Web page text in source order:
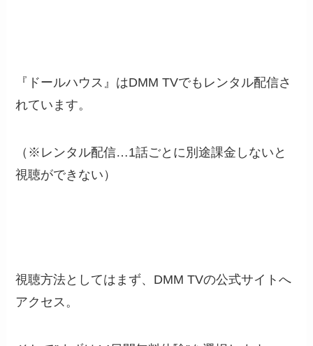
『ドールハウス』はDMM TVでもレンタル配信さ
れています。
（※レンタル配信…1話ごとに別途課金しないと
視聴ができない）
視聴方法としてはまず、DMM TVの公式サイトへ
アクセス。